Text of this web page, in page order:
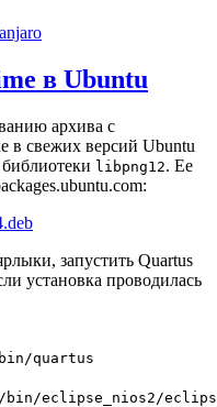
в Ubuntu
архива с
в свежих версий Ubuntu
libpng12. Ее
запустить Quartus
установка проводилась
quartus
bin/eclipse_nios2/